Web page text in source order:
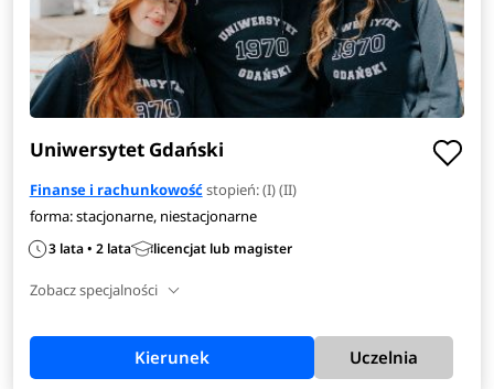
Uniwersytet Gdański
Finanse i rachunkowośćstopień: (I) (II)
forma: stacjonarne, niestacjonarne
3 lata • 2 lata licencjat lub magister
Zobacz specjalności
Kierunek Uczelnia